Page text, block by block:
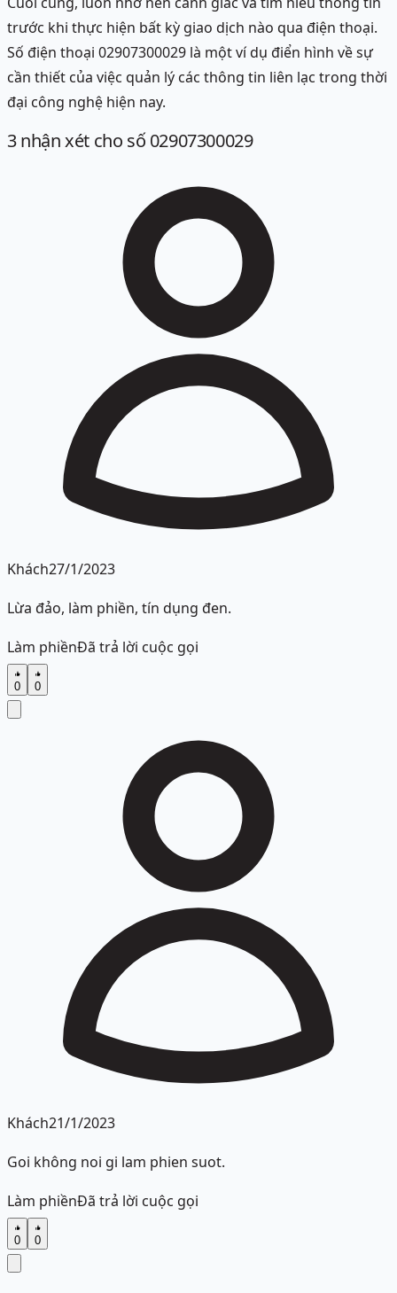
trước khi thực hiện bất kỳ giao dịch nào qua điện thoại.
Số điện thoại 02907300029 là một ví dụ điển hình về sự
cần thiết của việc quản lý các thông tin liên lạc trong thời
đại công nghệ hiện nay.
3nhận xét cho số 02907300029
Khách27/1/2023
Lừa đảo, làm phiền, tín dụng đen.
Làm phiềnĐã trả lời cuộc gọi
0 0
Khách21/1/2023
Goi không noi gi lam phien suot.
Làm phiềnĐã trả lời cuộc gọi
0 0